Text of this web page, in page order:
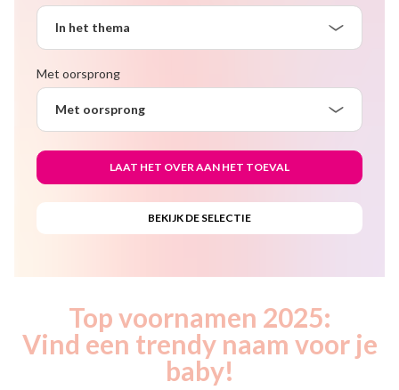
In het thema
Met oorsprong
Met oorsprong
Top voornamen 2025:
Vind een trendy naam voor je
baby!